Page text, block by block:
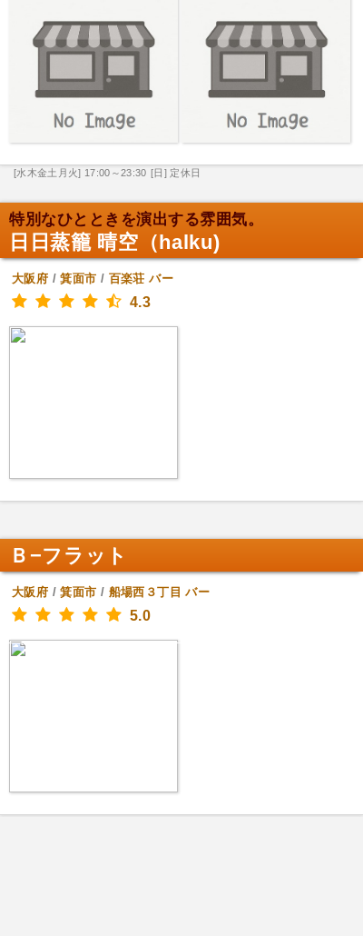
[水木金土月火] 17:00～23:30 [日] 定休日
特別なひとときを演出する雰囲気。
日日蒸籠 晴空（halku)
大阪府 /箕面市 / 百楽荘 バー
4.3
Ｂ−フラット
大阪府 /箕面市 / 船場西３丁目 バー
5.0